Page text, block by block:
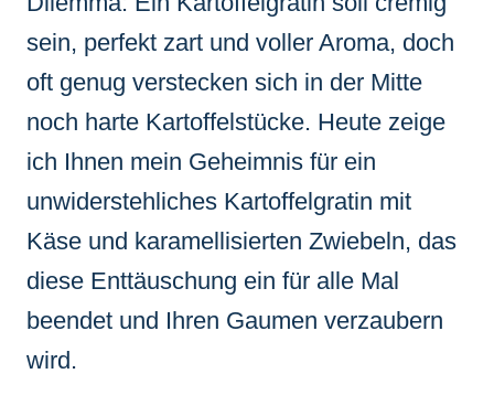
sein, perfekt zart und voller Aroma, doch
oft genug verstecken sich in der Mitte
noch harte Kartoffelstücke. Heute zeige
ich Ihnen mein Geheimnis für ein
unwiderstehliches Kartoffelgratin mit
Käse und karamellisierten Zwiebeln, das
diese Enttäuschung ein für alle Mal
beendet und Ihren Gaumen verzaubern
wird.